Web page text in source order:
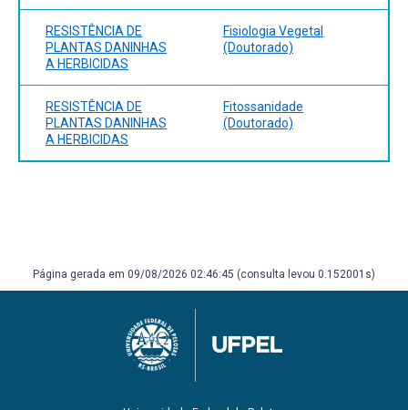
RESISTÊNCIA DE
PLANTAS DANINHAS
A HERBICIDAS
Fisiologia Vegetal
(Doutorado)
RESISTÊNCIA DE
PLANTAS DANINHAS
A HERBICIDAS
Fitossanidade
(Doutorado)
Página gerada em 09/08/2026 02:46:45 (consulta levou 0.152001s)